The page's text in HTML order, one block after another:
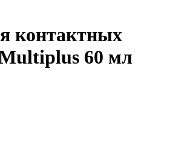
контактных
60 мл